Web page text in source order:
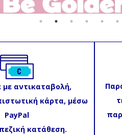
αντικαταβολή,
κάρτα, μέσω
PayPal
κατάθεση.